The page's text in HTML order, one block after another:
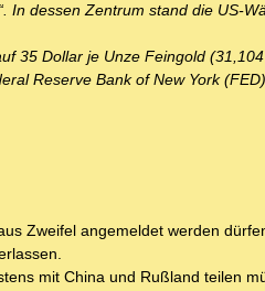
In dessen Zentrum stand die US-
35 Dollar je Unze Feingold
Reserve Bank of New York
Zweifel angemeldet werden
mit China und Rußland teilen